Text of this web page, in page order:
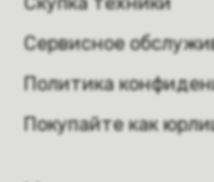
Сервисное
Политика
Покупайте как